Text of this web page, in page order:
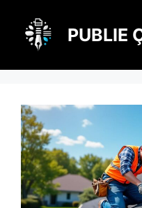
contenu
PUBLIE